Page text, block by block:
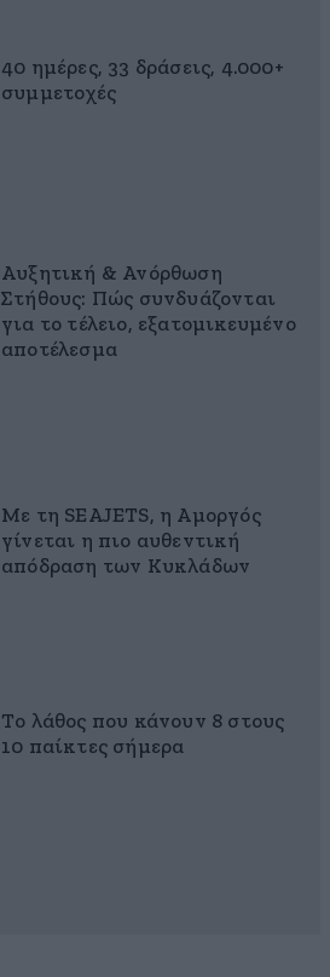
40 ημέρες, 33 δράσεις, 4.000+
συμμετοχές
Αυξητική & Ανόρθωση
Στήθους: Πώς συνδυάζονται
για το τέλειο, εξατομικευμένο
αποτέλεσμα
Με τη SEAJETS, η Αμοργός
γίνεται η πιο αυθεντική
απόδραση των Κυκλάδων
Το λάθος που κάνουν 8 στους
10 παίκτες σήμερα